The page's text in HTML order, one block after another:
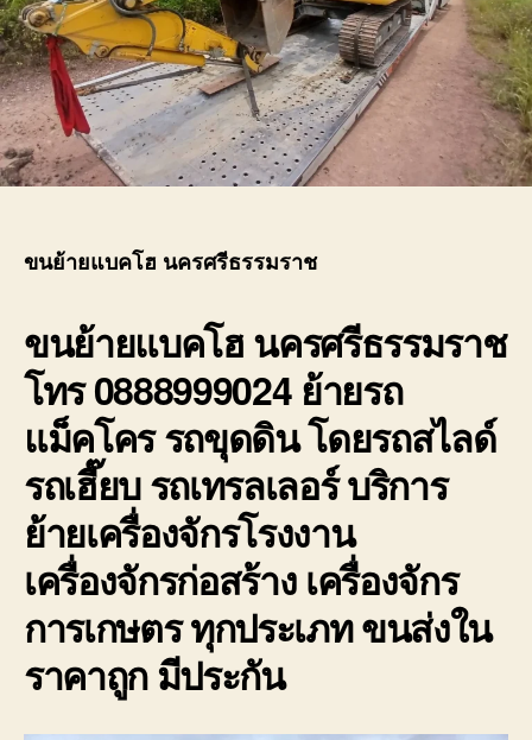
ขนย้ายแบคโฮ นครศรีธรรมราช
ขนย้ายแบคโฮ นครศรีธรรมราช
โทร 0888999024 ย้ายรถ
แม็คโคร รถขุดดิน โดยรถสไลด์
รถเฮี๊ยบ รถเทรลเลอร์ บริการ
ย้ายเครื่องจักรโรงงาน
เครื่องจักรก่อสร้าง เครื่องจักร
การเกษตร ทุกประเภท ขนส่งใน
ราคาถูก มีประกัน